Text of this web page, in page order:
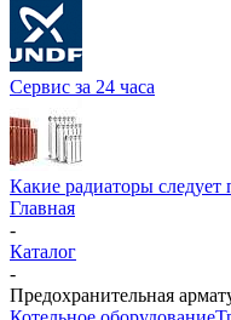
Сервис за 24 часа
Какие радиаторы следует
Главная
-
Каталог
-
Предохранительная